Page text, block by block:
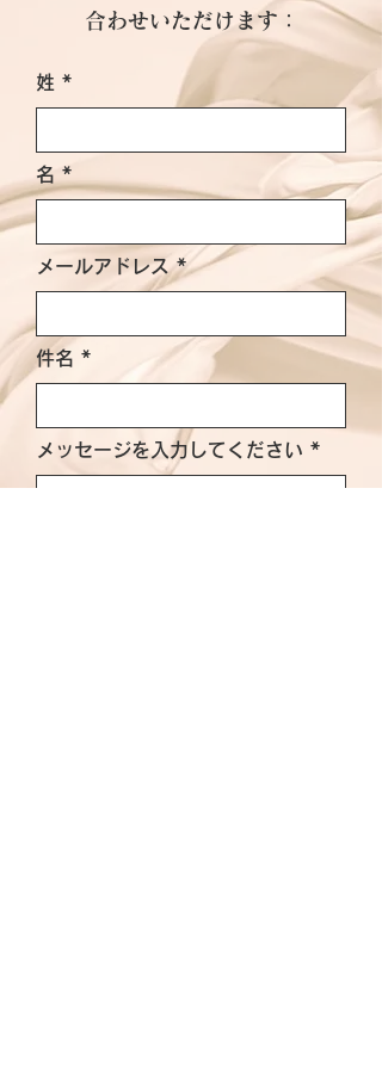
合わせいただけます：
姓
名
メールアドレス
件名
メッセージを入力してください